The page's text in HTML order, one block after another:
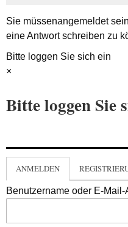
Sie müssenangemeldet
eine Antwort schreiben zu
Bitte loggen Sie sich ein
×
Bitte loggen Sie
ANMELDEN
Benutzername oder E-Mail-